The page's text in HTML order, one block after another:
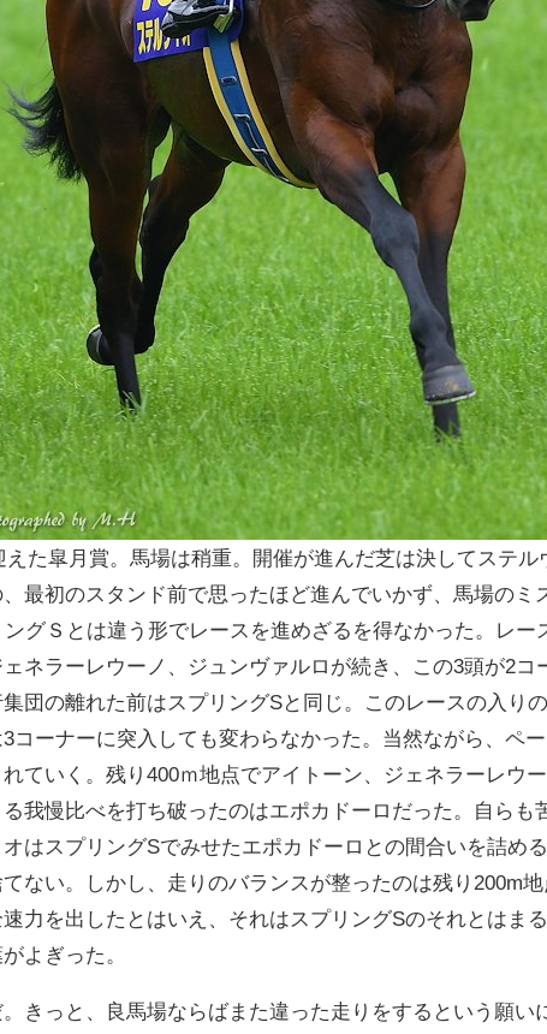
えた皐月賞。馬場は稍重。開催が進んだ芝は決してステ
最初のスタンド前で思ったほど進んでいかず、馬場の
グＳとは違う形でレースを進めざるを得なかった。レ
ネラーレウーノ、ジュンヴァルロが続き、この3頭が2
団の離れた前はスプリングSと同じ。このレースの入り
コーナーに突入しても変わらなかった。当然ながら、ペ
ていく。残り400ｍ地点でアイトーン、ジェネラーレウ
我慢比べを打ち破ったのはエポカドーロだった。自らも
はスプリングSでみせたエポカドーロとの間合いを詰め
ない。しかし、走りのバランスが整ったのは残り200m
力を出したとはいえ、それはスプリングSのそれとはま
よぎった。
きっと、良馬場ならばまた違った走りをするという願い